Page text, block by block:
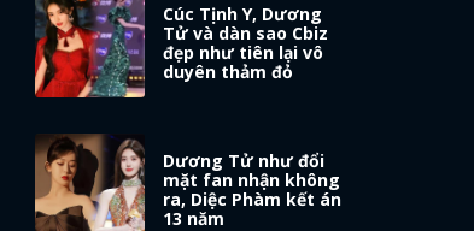
Cúc Tịnh Y, Dương
Tử và dàn sao Cbiz
đẹp như tiên lại vô
duyên thảm đỏ
Dương Tử như đổi
mặt fan nhận không
ra, Diệc Phàm kết án
13 năm